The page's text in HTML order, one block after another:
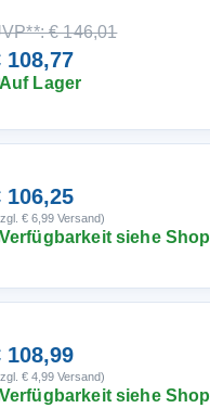
€ 146,01
108,77
Lager
106,25
€ 6,99 Versand)
siehe Shop
108,99
€ 4,99 Versand)
siehe Shop